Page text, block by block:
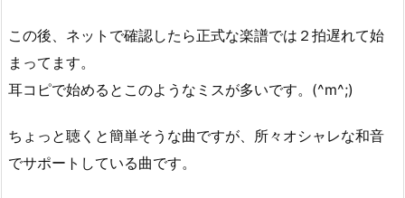
この後、ネットで確認したら正式な楽譜では２拍遅れて始
まってます。
耳コピで始めるとこのようなミスが多いです。(^m^;)
ちょっと聴くと簡単そうな曲ですが、所々オシャレな和音
でサポートしている曲です。